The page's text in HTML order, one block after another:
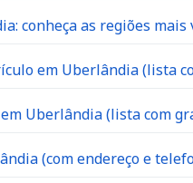
conheça as regiões mais
em Uberlândia (lista
Uberlândia (lista com
(com endereço e